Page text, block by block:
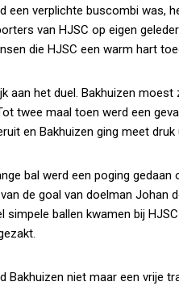
een verplichte buscombi was,
van HJSC op eigen
die HJSC een warm hart
aan het duel. Bakhuizen
twee maal toen werd een
en Bakhuizen ging meet
bal werd een poging
de goal van doelman Johan
simpele ballen kwamen bij
Bakhuizen niet maar een vrije